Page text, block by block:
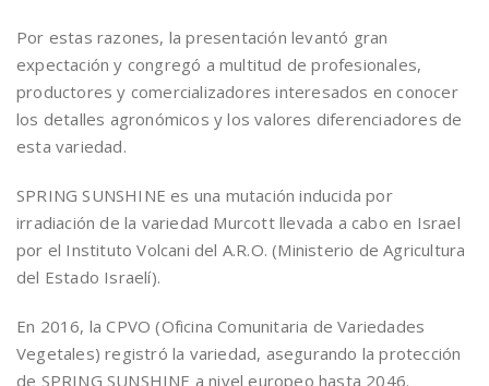
Por estas razones, la presentación levantó gran
expectación y congregó a multitud de profesionales,
productores y comercializadores interesados en conocer
los detalles agronómicos y los valores diferenciadores de
esta variedad.
SPRING SUNSHINE es una mutación inducida por
irradiación de la variedad Murcott llevada a cabo en Israel
por el Instituto Volcani del A.R.O. (Ministerio de Agricultura
del Estado Israelí).
En 2016, la CPVO (Oficina Comunitaria de Variedades
Vegetales) registró la variedad, asegurando la protección
de SPRING SUNSHINE a nivel europeo hasta 2046.